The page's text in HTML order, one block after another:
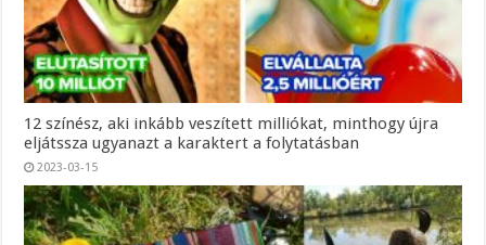
12 színész, aki inkább veszített milliókat, minthogy újra
eljátssza ugyanazt a karaktert a folytatásban
2023-03-15